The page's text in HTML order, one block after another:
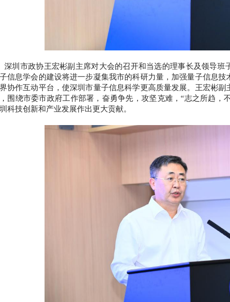
深圳市政协王宏彬副主席对大会的召开和当选的理事长及领导班
信息学会的建设将进一步凝集我市的科研力量，加强量子信息
协作互动平台，使深圳市量子信息科学更高质量发展。王宏彬
围绕市委市政府工作部署，奋勇争先，攻坚克难，“志之所趋，
科技创新和产业发展作出更大贡献。